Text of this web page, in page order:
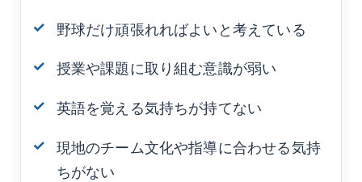
野球だけ頑張れればよいと考えている
授業や課題に取り組む意識が弱い
英語を覚える気持ちが持てない
現地のチーム文化や指導に合わせる気持
ちがない